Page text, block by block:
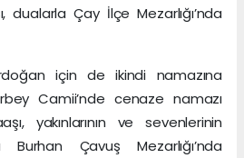
dualarla Çay İlçe Mezarlığı’nda
için de ikindi namazına
Camii’nde cenaze namazı
yakınlarının ve sevenlerinin
Burhan Çavuş Mezarlığı’nda